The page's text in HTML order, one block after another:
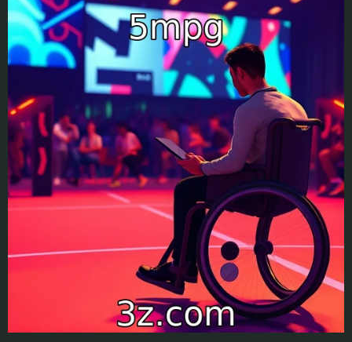
BÔNUS
OFERECIDOS
ESPORTES
EM
AÇÃO
PAGAMENTOS
SEGUROS
MÓVEL